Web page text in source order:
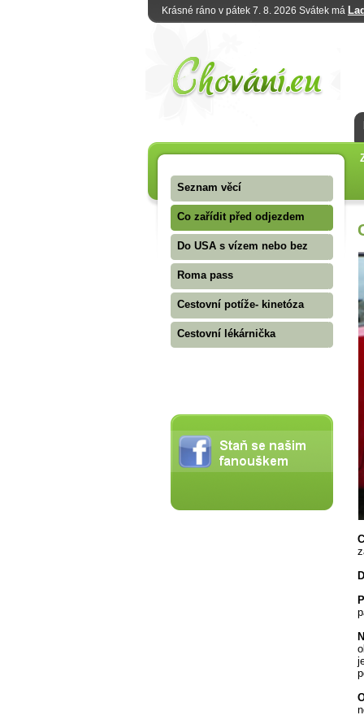
Krásné ráno v pátek 7. 8. 2026 Svátek má
Seznam věcí
Co zařídit před odjezdem
Do USA s vízem nebo bez
Roma pass
Cestovní potíže- kinetóza
Cestovní lékárnička